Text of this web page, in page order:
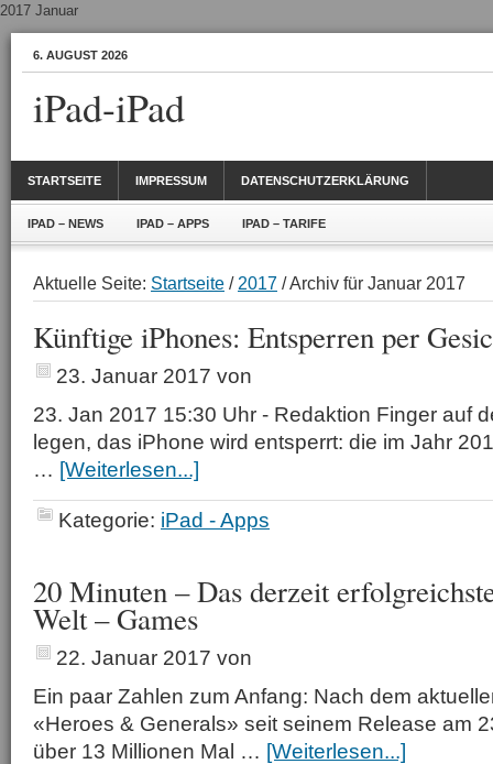
2017 Januar
6. AUGUST 2026
iPad-iPad
STARTSEITE IMPRESSUM DATENSCHUTZERKLÄRUNG
IPAD – NEWS IPAD – APPS IPAD – TARIFE
Aktuelle Seite: Startseite / 2017 / Archiv für Januar 2017
Künftige iPhones: Entsperren per
23. Januar 2017 von
23. Jan 2017 15:30 Uhr - Redaktion Finger auf
legen, das iPhone wird entsperrt: die im Jahr
… [Weiterlesen...]
Kategorie: iPad - Apps
20 Minuten – Das derzeit
Welt – Games
22. Januar 2017 von
Ein paar Zahlen zum Anfang: Nach dem
«Heroes & Generals» seit seinem Release am
über 13 Millionen Mal … [Weiterlesen...]